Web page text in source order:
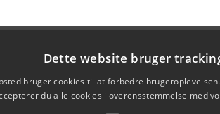
Dette website bruger
bruger cookies til at forbedre
du alle cookies i overensstemmelse med